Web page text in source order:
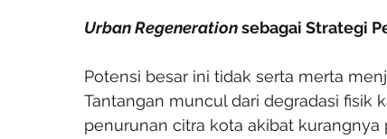
Urban Regeneration sebagai Strategi
Potensi besar ini tidak serta merta
Tantangan muncul dari degradasi fisik
penurunan citra kota akibat